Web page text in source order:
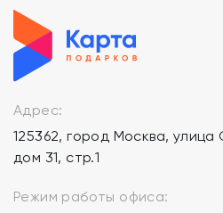
Адрес:
125362, город Москва, улица
дом 31, стр.1
Режим работы офиса: